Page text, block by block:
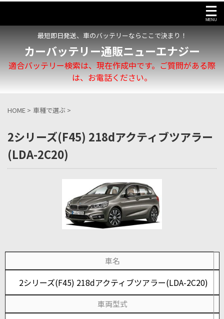
最短即日発送、車のバッテリーならここで決まり！
カーバッテリー通販ニューエナジー
適合バッテリー検索は、現在作成中です。ご質問がある際
は、お電話ください。
HOME > 車種で選ぶ >
2シリーズ(F45) 218dアクティブツアラー
(LDA-2C20)
車名
2シリーズ(F45) 218dアクティブツアラー(LDA-2C20)
車両型式